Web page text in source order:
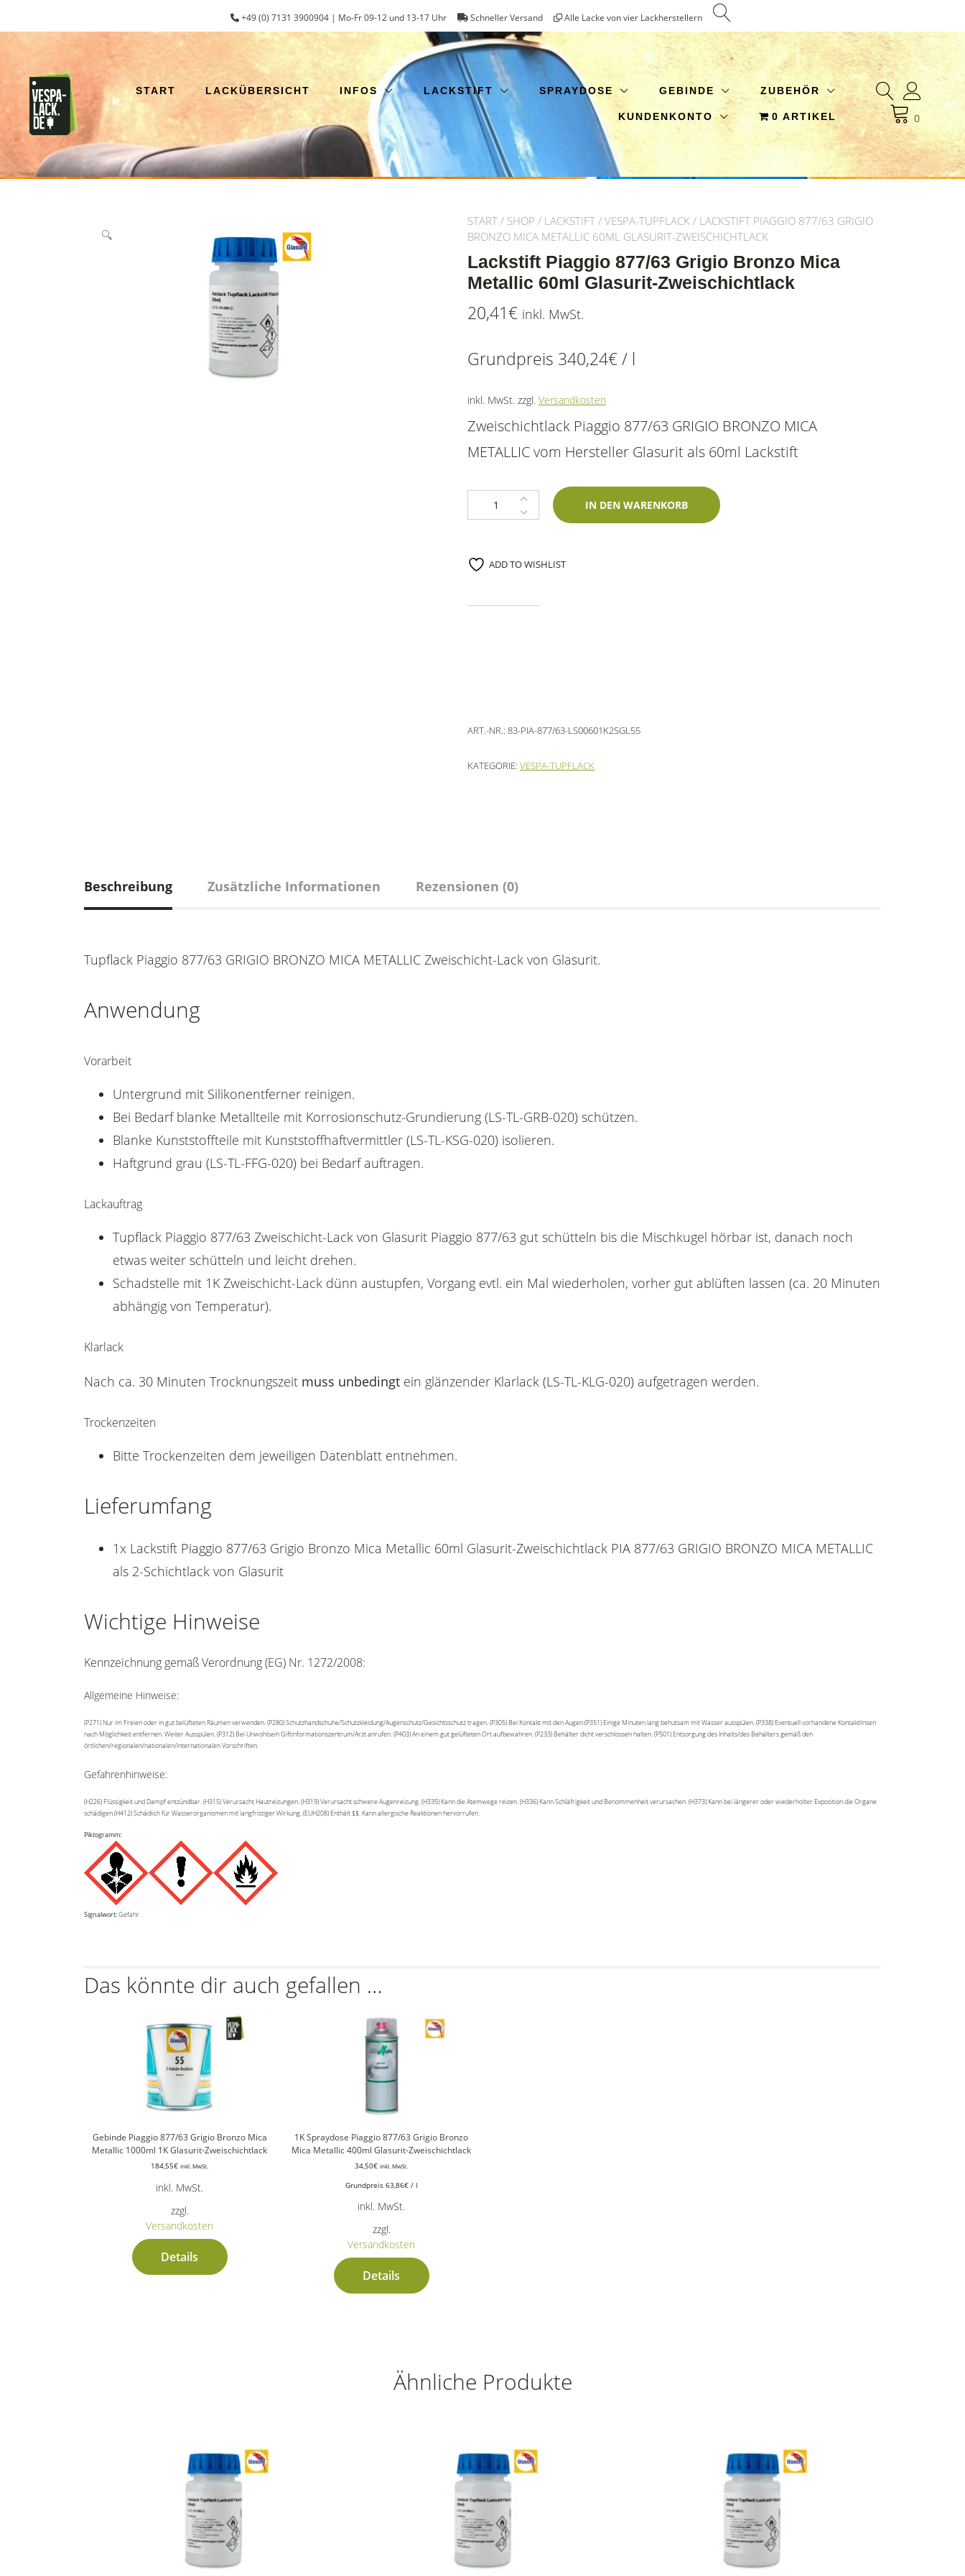
+49 (0) 7131 3900904 | Mo-Fr 09-12 und 13-17 Uhr Schneller Versand Alle Lacke von vier Lackherstellern
START LACKÜBERSICHT INFOS LACKSTIFT SPRAYDOSE GEBINDE ZUBEHÖR
KUNDENKONTO 0 ARTIKEL 0
🔍
START / SHOP / LACKSTIFT / VESPA-TUPFLACK / LACKSTIFT PIAGGIO 877/63 GRIGIO
BRONZO MICA METALLIC 60ML GLASURIT-ZWEISCHICHTLACK
Lackstift Piaggio 877/63 Grigio Bronzo Mica
Metallic 60ml Glasurit-Zweischichtlack
20,41€ inkl. MwSt.
Grundpreis 340,24€/ l
inkl. MwSt. zzgl. Versandkosten
Zweischichtlack Piaggio 877/63 GRIGIO BRONZO MICA
METALLIC vom Hersteller Glasurit als 60ml Lackstift
Lackstift Piaggio 877/63 Grigio Bronzo Mica Metallic 60ml Glasurit-Zweischichtlack Menge
IN DEN WARENKORB
ADD TO WISHLIST
ART.-NR.: 83-PIA-877/63-LS00601K2SGL55
KATEGORIE: VESPA-TUPFLACK
Beschreibung Zusätzliche Informationen Rezensionen (0)
Tupflack Piaggio 877/63 GRIGIO BRONZO MICA METALLIC Zweischicht-Lack von Glasurit.
Anwendung
Vorarbeit
Untergrund mit Silikonentferner reinigen.
Bei Bedarf blanke Metallteile mit Korrosionschutz-Grundierung (LS-TL-GRB-020) schützen.
Blanke Kunststoffteile mit Kunststoffhaftvermittler (LS-TL-KSG-020) isolieren.
Haftgrund grau (LS-TL-FFG-020) bei Bedarf auftragen.
Lackauftrag
Tupflack Piaggio 877/63 Zweischicht-Lack von Glasurit Piaggio 877/63 gut schütteln bis die Mischkugel hörbar ist, danach noch
etwas weiter schütteln und leicht drehen.
Schadstelle mit 1K Zweischicht-Lack dünn austupfen, Vorgang evtl. ein Mal wiederholen, vorher gut ablüften lassen (ca. 20 Minuten
abhängig von Temperatur).
Klarlack
Nach ca. 30 Minuten Trocknungszeit muss unbedingt ein glänzender Klarlack (LS-TL-KLG-020) aufgetragen werden.
Trockenzeiten
Bitte Trockenzeiten dem jeweiligen Datenblatt entnehmen.
Lieferumfang
1x Lackstift Piaggio 877/63 Grigio Bronzo Mica Metallic 60ml Glasurit-Zweischichtlack PIA 877/63 GRIGIO BRONZO MICA METALLIC
als 2-Schichtlack von Glasurit
Wichtige Hinweise
Kennzeichnung gemäß Verordnung (EG) Nr. 1272/2008:
Allgemeine Hinweise:
(P271) Nur im Freien oder in gut belüfteten Räumen verwenden. (P280) Schutzhandschuhe/Schutzkleidung/Augenschutz/Gesichtsschutz tragen. (P305) Bei Kontakt mit den Augen:(P351) Einige Minuten lang behutsam mit Wasser ausspülen. (P338) Eventuell vorhandene Kontaktlinsen
nach Möglichkeit entfernen. Weiter Ausspülen. (P312) Bei Unwohlsein Giftinformationszentrum/Arzt anrufen. (P403) An einem gut gelüfteten Ort aufbewahren. (P233) Behälter dicht verschlossen halten. (P501) Entsorgung des Inhalts/des Behälters gemäß den
örtlichen/regionalen/nationalen/internationalen Vorschriften.
Gefahrenhinweise:
(H226) Flüssigkeit und Dampf entzündbar. (H315) Verursacht Hautreizungen. (H319) Verursacht schwere Augenreizung. (H335) Kann die Atemwege reizen. (H336) Kann Schläfrigkeit und Benommenheit verursachen. (H373) Kann bei längerer oder wiederholter Exposition die Organe
schädigen.(H412) Schädlich für Wasserorganismen mit langfristiger Wirkung. (EUH208) Enthält $$. Kann allergische Reaktionen hervorrufen.
Piktogramm:
Signalwort:Gefahr
Das könnte dir auch gefallen …
Gebinde Piaggio 877/63 Grigio Bronzo Mica
Metallic 1000ml 1K Glasurit-Zweischichtlack
184,55€ inkl. MwSt.
inkl. MwSt.
zzgl.
Versandkosten
Details
1K Spraydose Piaggio 877/63 Grigio Bronzo
Mica Metallic 400ml Glasurit-Zweischichtlack
34,50€ inkl. MwSt.
Grundpreis 63,86€/ l
inkl. MwSt.
zzgl.
Versandkosten
Details
Ähnliche Produkte